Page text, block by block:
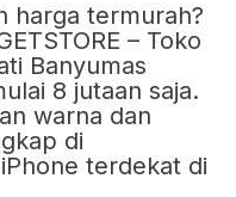
harga termurah?
– Toko
Banyumas
8 jutaan saja.
warna dan
di
iPhone terdekat di